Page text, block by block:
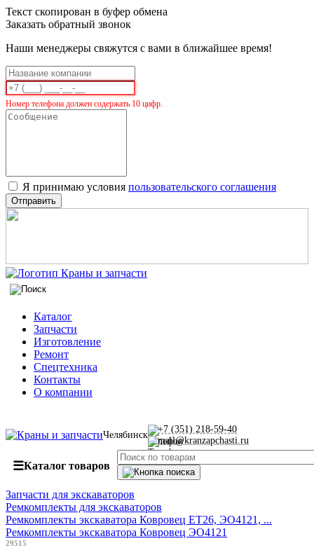
Текст скопирован в буфер обмена
Заказать обратный звонок
Наши менеджеры свяжутся с вами в ближайшее время!
Номер телефона должен содержать 10 цифр.
Я принимаю условия пользовательского соглашения
Отправить
Каталог
Запчасти
Изготовление
Ремонт
Спецтехника
Контакты
О компании
Челябинск
+7 (351) 218-59-40
mail@kranzapchasti.ru
☰Каталог товаров
Запчасти для экскаваторов
Ремкомплекты для экскаваторов
Ремкомплекты экскаватора Ковровец ЕТ26, ЭО4121, ...
Ремкомплекты экскаватора Ковровец ЭО4121
29515